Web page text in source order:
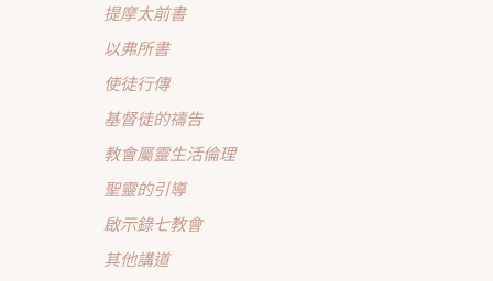
提摩太前書
以弗所書
使徒行傳
基督徒的禱告
教會屬靈生活倫理
聖靈的引導
啟示錄七教會
其他講道